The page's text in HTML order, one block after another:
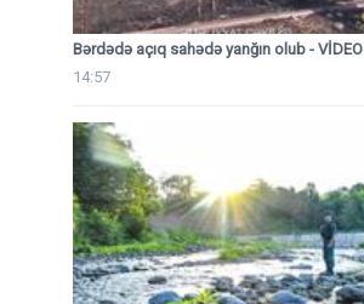
Bərdədə açıq sahədə yanğın olub - VİDEO
14:57